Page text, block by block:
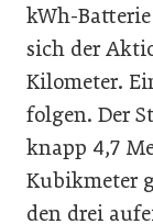
kWh-
sich der
Kilometer.
folgen. Der
knapp 4,7
Kubikmeter
den drei